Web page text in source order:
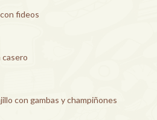
fideos
casero
con gambas y champiñones